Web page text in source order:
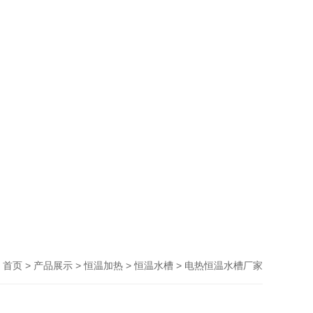
首页 > 产品展示 >恒温加热 >恒温水槽 > 电热恒温水槽厂家